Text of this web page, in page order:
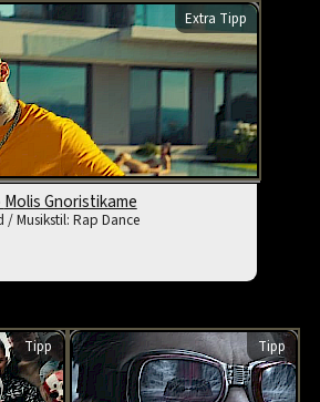
Extra Tipp
Molis Gnoristikame
/ Musikstil: Rap Dance
Tipp Tipp